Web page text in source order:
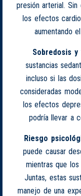
presión arterial.
los efectos
aumentando
Sobredosis y
sustancias
incluso si las
consideradas
los efectos
podría llevar a
Riesgo
puede causar
mientras que
Juntas, estas
manejo de una